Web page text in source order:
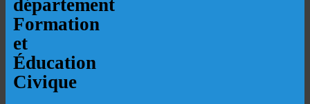
département
Formation
et
Éducation
Civique